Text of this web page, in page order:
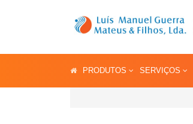
PRODUTOS SERVIÇOS